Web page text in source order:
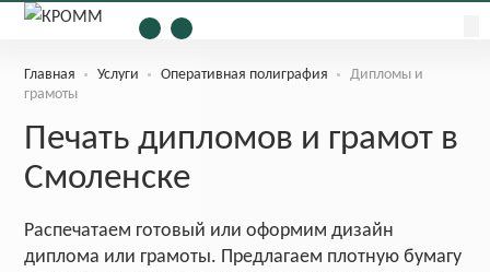
Главная Услуги Оперативная полиграфия
Дипломы и
грамоты
Печать дипломов и грамот в
Смоленске
Распечатаем готовый или оформим дизайн
диплома или грамоты. Предлагаем плотную бумагу